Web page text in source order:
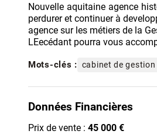
Nouvelle aquitaine agence
perdurer et continuer à
agence sur les métiers de la
LEecédant pourra vous
Mots-clés : cabinet de gestion
Données Financières
Prix de vente : 45 000 €